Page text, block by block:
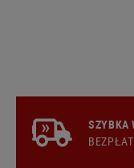
SZYBKA